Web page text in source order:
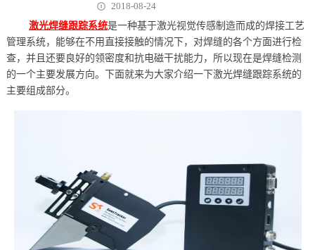
2018-08-24
激光焊缝跟踪系统是一种基于激光视觉传感制造而成的焊接工艺
管理系统，能够在不用直接接触的情况下，对焊缝的各个方面进行检
查，并且还要良好的领密度和抗电磁干扰能力，所以现在是焊缝检测
的一个主要发展方向。下面就来为大家介绍一下激光焊缝跟踪系统的
主要组成部分。